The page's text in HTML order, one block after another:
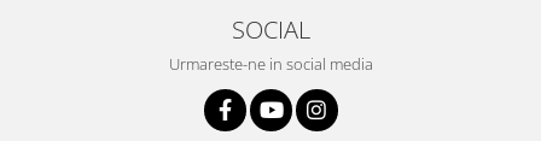
SOCIAL
Urmareste-ne in social media